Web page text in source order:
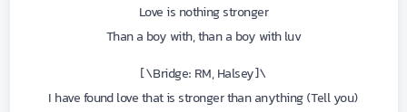
Love is nothing stronger
Than a boy with, than a boy with luv
\[Bridge: RM, Halsey\]
(Tell you) I have found love that is stronger than anything